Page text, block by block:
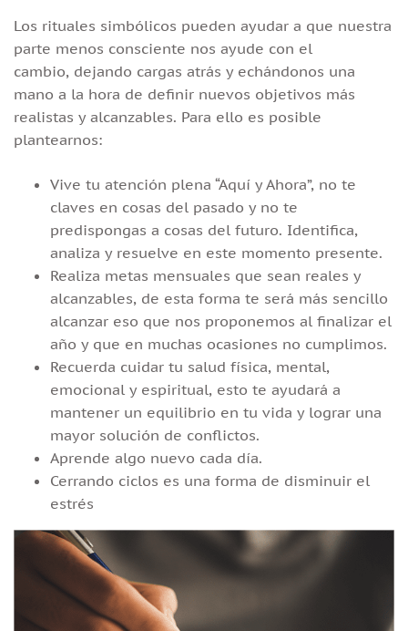
Los rituales simbólicos pueden ayudar a que nuestra
parte menos consciente nos ayude con el
cambio, dejando cargas atrás y echándonos una
mano a la hora de definir nuevos objetivos más
realistas y alcanzables. Para ello es posible
plantearnos:
Vive tu atención plena “Aquí y Ahora”, no te
claves en cosas del pasado y no te
predispongas a cosas del futuro. Identifica,
analiza y resuelve en este momento presente.
Realiza metas mensuales que sean reales y
alcanzables, de esta forma te será más sencillo
alcanzar eso que nos proponemos al finalizar el
año y que en muchas ocasiones no cumplimos.
Recuerda cuidar tu salud física, mental,
emocional y espiritual, esto te ayudará a
mantener un equilibrio en tu vida y lograr una
mayor solución de conflictos.
Aprende algo nuevo cada día.
Cerrando ciclos es una forma de disminuir el
estrés